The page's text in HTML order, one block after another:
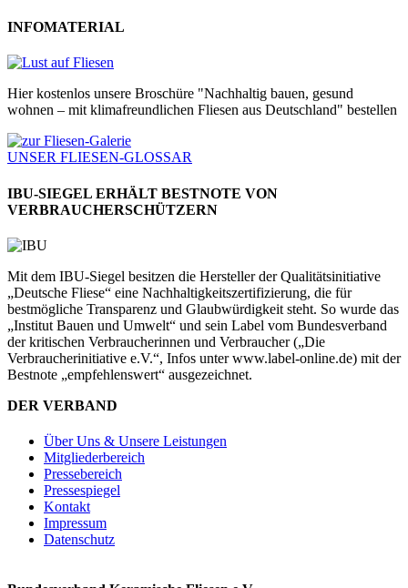
INFOMATERIAL
Hier kostenlos unsere Broschüre "Nachhaltig bauen, gesund
wohnen – mit klimafreundlichen Fliesen aus Deutschland" bestellen
UNSER FLIESEN-GLOSSAR
IBU-SIEGEL ERHÄLT BESTNOTE VON
VERBRAUCHERSCHÜTZERN
Mit dem IBU-Siegel besitzen die Hersteller der Qualitätsinitiative
„Deutsche Fliese“ eine Nachhaltigkeitszertifizierung, die für
bestmögliche Transparenz und Glaubwürdigkeit steht. So wurde das
„Institut Bauen und Umwelt“ und sein Label vom Bundesverband
der kritischen Verbraucherinnen und Verbraucher („Die
Verbraucherinitiative e.V.“, Infos unter www.label-online.de) mit der
Bestnote „empfehlenswert“ ausgezeichnet.
DER VERBAND
Über Uns & Unsere Leistungen
Mitgliederbereich
Pressebereich
Pressespiegel
Kontakt
Impressum
Datenschutz